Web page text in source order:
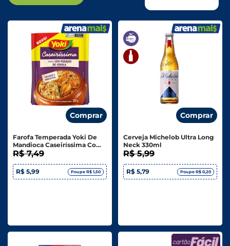
Comprar
Farofa Temperada Yoki De
Mandioca Caseiríssima Com
Pedaços De Cebola 200g
R$ 7,49
R$ 5,99 Poupe R$ 1,50
Comprar
Cerveja Michelob Ultra Long
Neck 330ml
R$ 5,99
R$ 5,79 Poupe R$ 0,20